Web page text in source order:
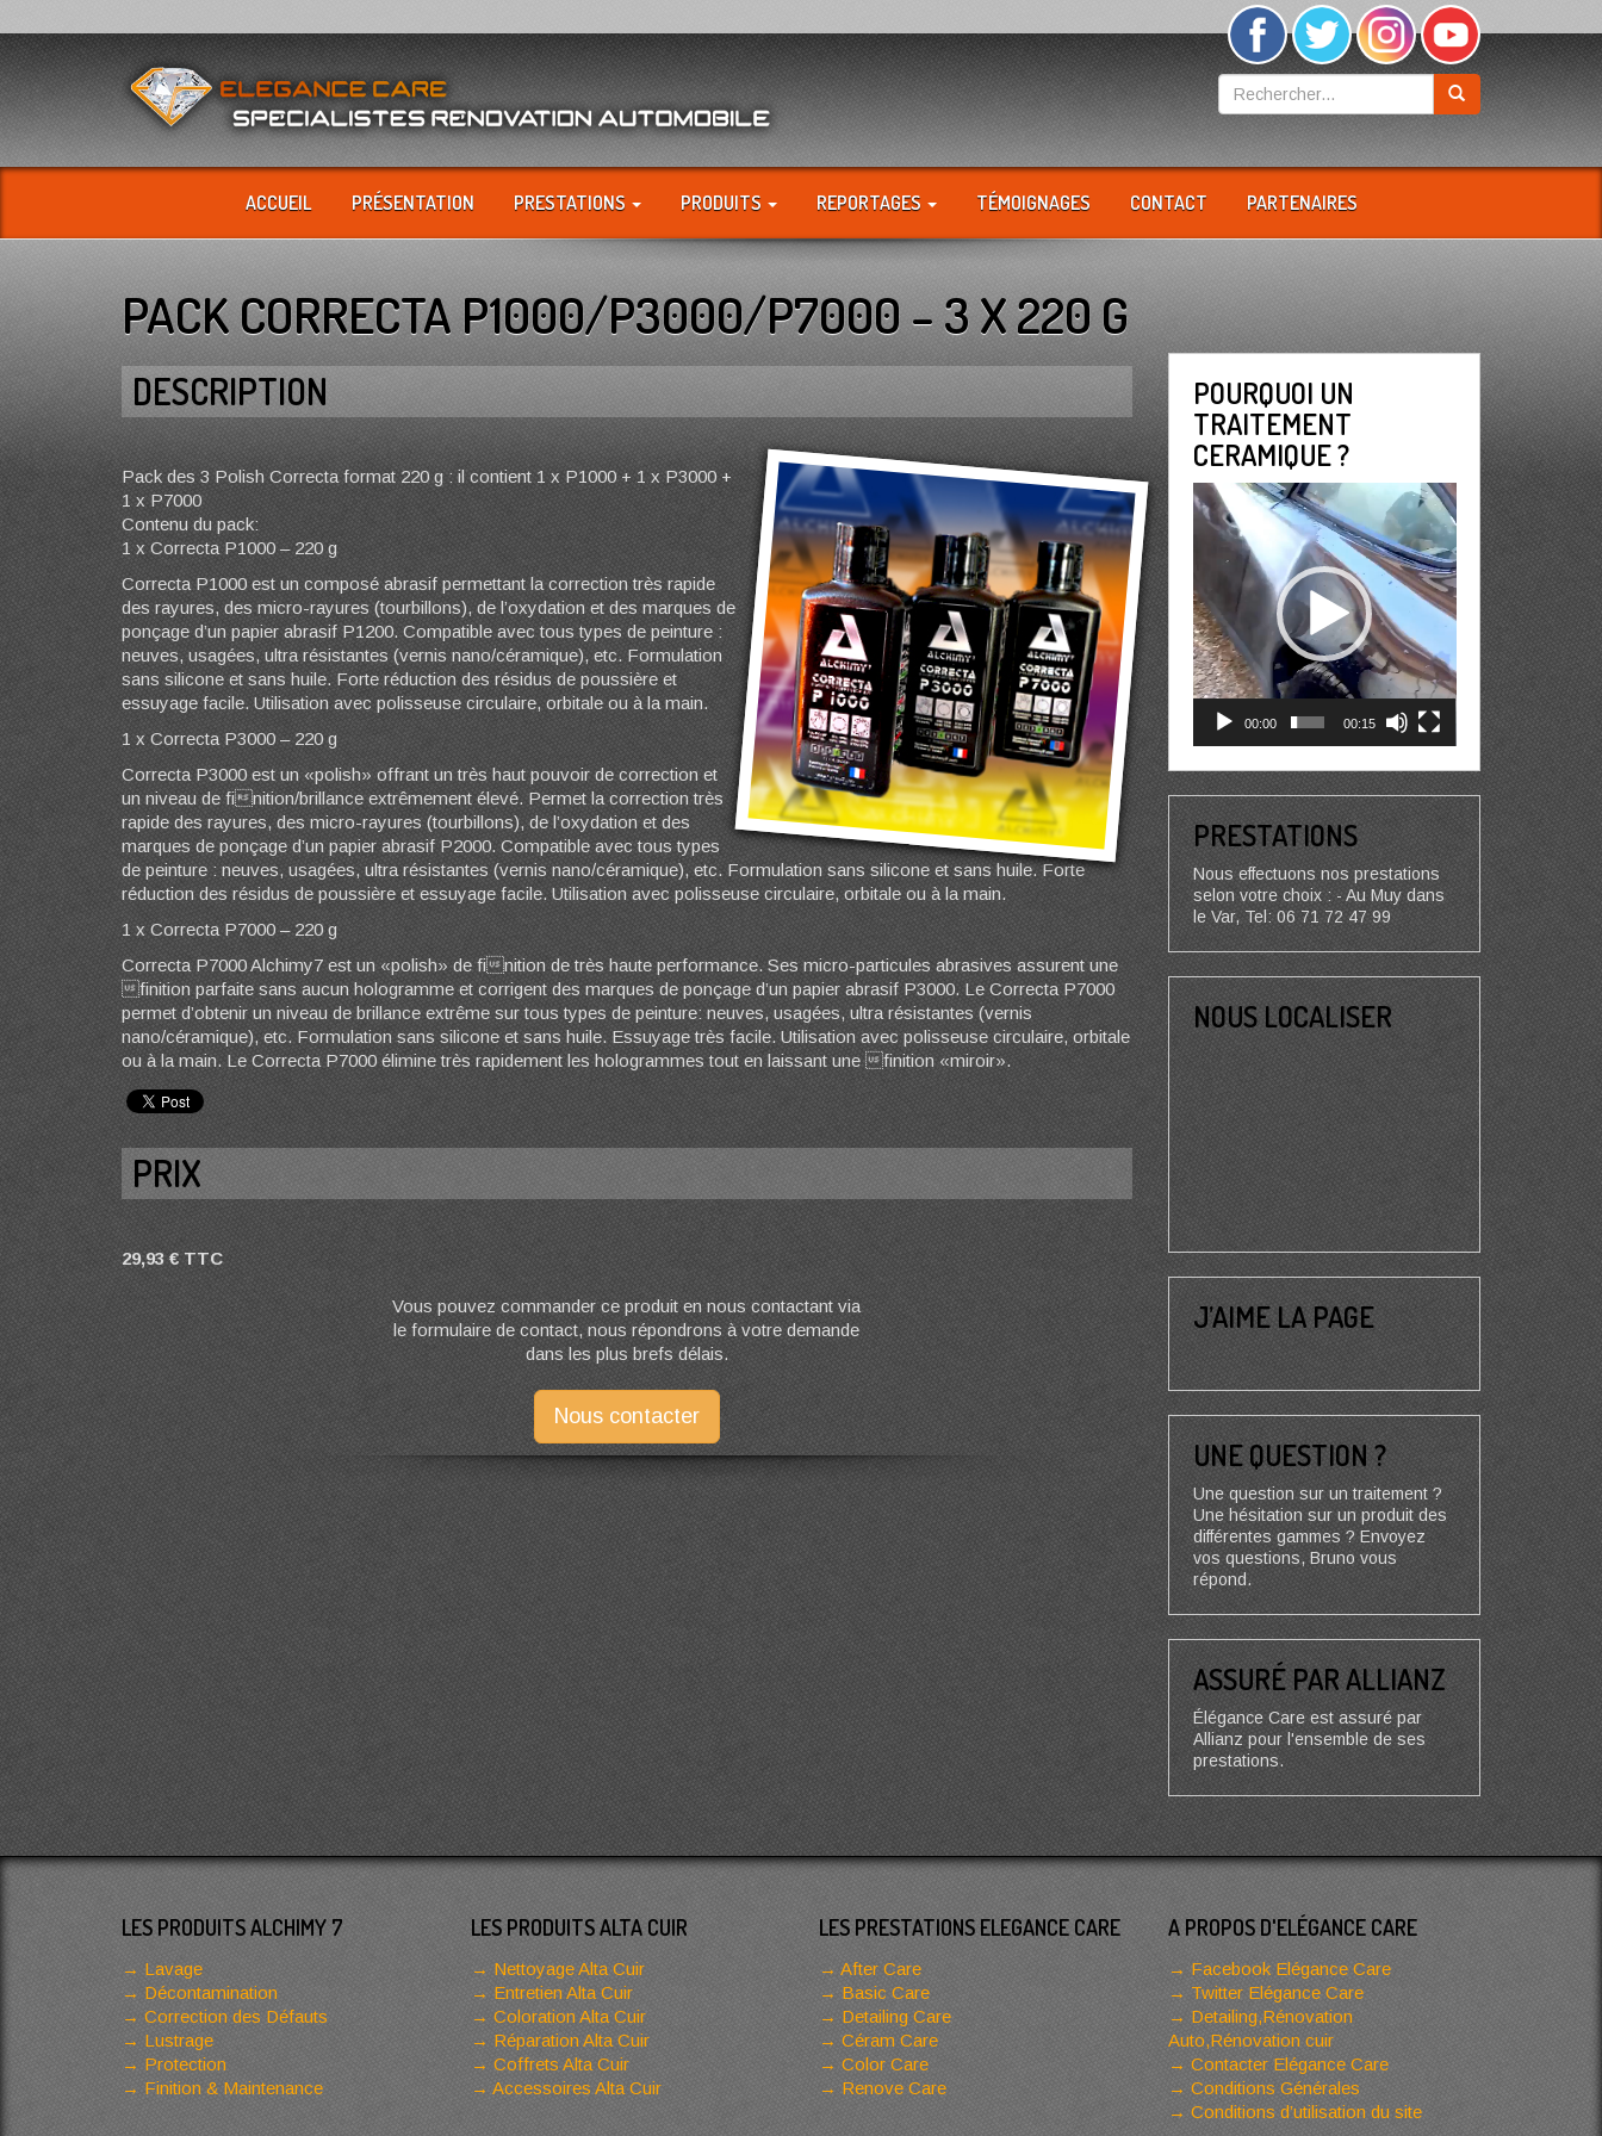
ACCUEIL PRÉSENTATION PRESTATIONS PRODUITS REPORTAGES TÉMOIGNAGES CONTACT PARTENAIRES
PACK CORRECTA P1000/P3000/P7000 – 3 X 220 G
DESCRIPTION
Pack des 3 Polish Correcta format 220 g : il contient 1 x P1000 + 1 x P3000 +
1 x P7000
Contenu du pack:
1 x Correcta P1000 – 220 g
Correcta P1000 est un composé abrasif permettant la correction très rapide
des rayures, des micro-rayures (tourbillons), de l’oxydation et des marques de
ponçage d’un papier abrasif P1200. Compatible avec tous types de peinture :
neuves, usagées, ultra résistantes (vernis nano/céramique), etc. Formulation
sans silicone et sans huile. Forte réduction des résidus de poussière et
essuyage facile. Utilisation avec polisseuse circulaire, orbitale ou à la main.
1 x Correcta P3000 – 220 g
Correcta P3000 est un «polish» offrant un très haut pouvoir de correction et
un niveau de finition/brillance extrêmement élevé. Permet la correction très
rapide des rayures, des micro-rayures (tourbillons), de l’oxydation et des
marques de ponçage d’un papier abrasif P2000. Compatible avec tous types
de peinture : neuves, usagées, ultra résistantes (vernis nano/céramique), etc. Formulation sans silicone et sans huile. Forte
réduction des résidus de poussière et essuyage facile. Utilisation avec polisseuse circulaire, orbitale ou à la main.
1 x Correcta P7000 – 220 g
Correcta P7000 Alchimy7 est un «polish» de finition de très haute performance. Ses micro-particules abrasives assurent une
finition parfaite sans aucun hologramme et corrigent des marques de ponçage d’un papier abrasif P3000. Le Correcta P7000
permet d’obtenir un niveau de brillance extrême sur tous types de peinture: neuves, usagées, ultra résistantes (vernis
nano/céramique), etc. Formulation sans silicone et sans huile. Essuyage très facile. Utilisation avec polisseuse circulaire, orbitale
ou à la main. Le Correcta P7000 élimine très rapidement les hologrammes tout en laissant une finition «miroir».
PRIX
29,93 € TTC
Vous pouvez commander ce produit en nous contactant via
le formulaire de contact, nous répondrons à votre demande
dans les plus brefs délais.
Nous contacter
POURQUOI UN
TRAITEMENT
CERAMIQUE ?
Lecteur
vidéo
00:00 00:15
PRESTATIONS
Nous effectuons nos prestations
selon votre choix : - Au Muy dans
le Var, Tel: 06 71 72 47 99
NOUS LOCALISER
J’AIME LA PAGE
UNE QUESTION ?
Une question sur un traitement ?
Une hésitation sur un produit des
différentes gammes ? Envoyez
vos questions, Bruno vous
répond.
ASSURÉ PAR ALLIANZ
Élégance Care est assuré par
Allianz pour l'ensemble de ses
prestations.
LES PRODUITS ALCHIMY 7
Lavage
Décontamination
Correction des Défauts
Lustrage
Protection
Finition & Maintenance
LES PRODUITS ALTA CUIR
Nettoyage Alta Cuir
Entretien Alta Cuir
Coloration Alta Cuir
Réparation Alta Cuir
Coffrets Alta Cuir
Accessoires Alta Cuir
LES PRESTATIONS ELEGANCE CARE
After Care
Basic Care
Detailing Care
Céram Care
Color Care
Renove Care
A PROPOS D'ELÉGANCE CARE
Facebook Elégance Care
Twitter Elégance Care
Detailing,Rénovation
Auto,Rénovation cuir
Contacter Elégance Care
Conditions Générales
Conditions d’utilisation du site